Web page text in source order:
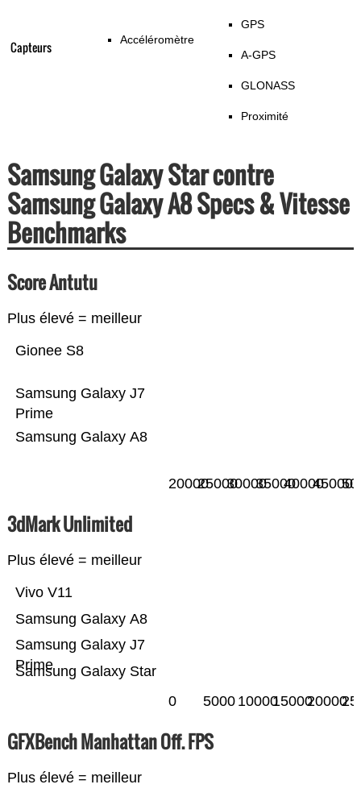
Capteurs Accéléromètre
GPS
A-GPS
GLONASS
Proximité
Samsung Galaxy Star contre
Samsung Galaxy A8 Specs & Vitesse
Benchmarks
Score Antutu
Plus élevé = meilleur
Samsung Galaxy A8
Samsung Galaxy J7
Prime
Gionee S8
200002500030000350004000045000
3dMark Unlimited
Plus élevé = meilleur
Samsung Galaxy Star
Samsung Galaxy J7
Prime
Samsung Galaxy A8
Vivo V11
0 5000 100001500020000
GFXBench Manhattan Off. FPS
Plus élevé = meilleur